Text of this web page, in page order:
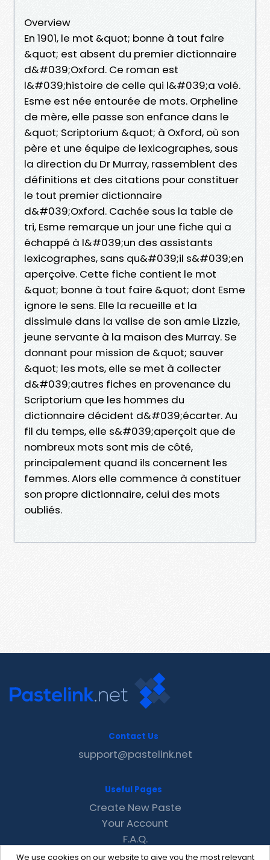
Overview
En 1901, le mot &quot; bonne à tout faire
&quot; est absent du premier dictionnaire
d&#039;Oxford. Ce roman est
l&#039;histoire de celle qui l&#039;a volé.
Esme est née entourée de mots. Orpheline
de mère, elle passe son enfance dans le
&quot; Scriptorium &quot; à Oxford, où son
père et une équipe de lexicographes, sous
la direction du Dr Murray, rassemblent des
définitions et des citations pour constituer
le tout premier dictionnaire
d&#039;Oxford. Cachée sous la table de
tri, Esme remarque un jour une fiche qui a
échappé à l&#039;un des assistants
lexicographes, sans qu&#039;il s&#039;en
aperçoive. Cette fiche contient le mot
&quot; bonne à tout faire &quot; dont Esme
ignore le sens. Elle la recueille et la
dissimule dans la valise de son amie Lizzie,
jeune servante à la maison des Murray. Se
donnant pour mission de &quot; sauver
&quot; les mots, elle se met à collecter
d&#039;autres fiches en provenance du
Scriptorium que les hommes du
dictionnaire décident d&#039;écarter. Au
fil du temps, elle s&#039;aperçoit que de
nombreux mots sont mis de côté,
principalement quand ils concernent les
femmes. Alors elle commence à constituer
son propre dictionnaire, celui des mots
oubliés.
We use cookies on our website to give you the most relevant
Contact Us
support@pastelink.net
Useful Pages
Create New Paste
Your Account
F.A.Q.
Recent